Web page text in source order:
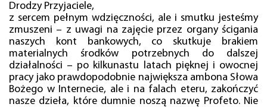
Drodzy Przyjaciele,
z sercem pełnym wdzięczności, ale i smutku jesteśmy
zmuszeni – z uwagi na zajęcie przez organy ścigania
naszych kont bankowych, co skutkuje brakiem
materialnych środków potrzebnych do dalszej
działalności – po kilkunastu latach pięknej i owocnej
pracy jako prawdopodobnie największa ambona Słowa
Bożego w Internecie, ale i na falach eteru, zakończyć
nasze dzieła, które dumnie noszą nazwę Profeto. Nie